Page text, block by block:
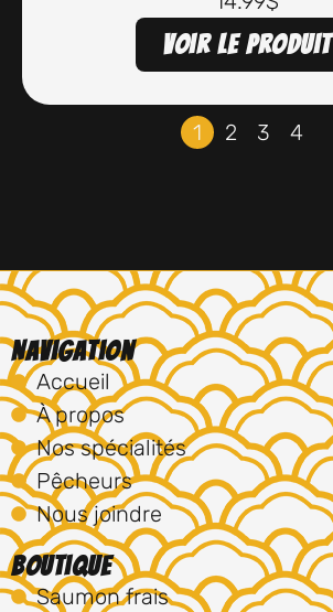
Voir le produit
1 2 3 4
Navigation
Accueil
À propos
Nos spécialités
Pêcheurs
Nous joindre
Boutique
Saumon frais